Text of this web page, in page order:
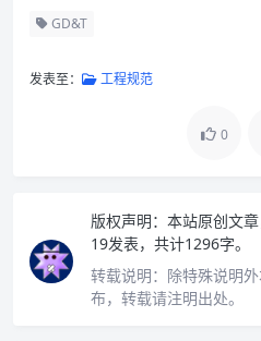
GD&T
发表至： 工程规范
0
版权声明： 本站原创文
19发表，共计1296字。
转载说明： 除特殊说明
布，转载请注明出处。